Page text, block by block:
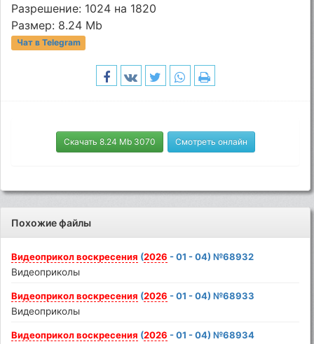
Разрешение: 1024 на 1820
Размер: 8.24 Mb
Чат в Telegram
Скачать 8.24 Mb 3070 Смотреть онлайн
Похожие файлы
Видеоприкол воскресения (2026 - 01 - 04) №68932
Видеоприколы
Видеоприкол воскресения (2026 - 01 - 04) №68933
Видеоприколы
Видеоприкол воскресения (2026 - 01 - 04) №68934